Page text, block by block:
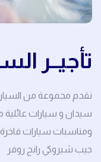
تأجيــر
نقدم مجموعة من
سيدان و سيارات
ومناسبات سيارات
جيب شيروكي رانج روفر